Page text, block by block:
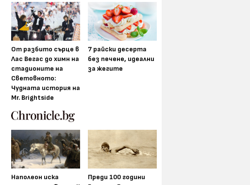
От разбито сърце в
Лас Вегас до химн на
стадионите на
Световното:
Чудната история на
Mr. Brightside
7 райски десерта
без печене, идеални
за жегите
Наполеон иска
Преди 100 години